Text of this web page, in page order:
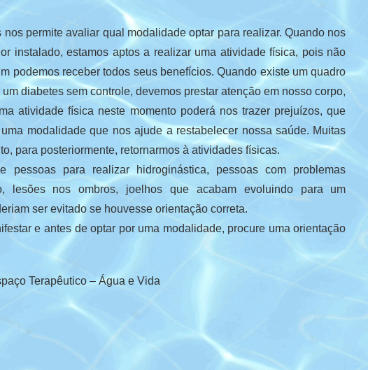
permite avaliar qual modalidade optar para realizar. Quando nos
instalado, estamos aptos a realizar uma atividade física, pois não
podemos receber todos seus benefícios. Quando existe um quadro
diabetes sem controle, devemos prestar atenção em nosso corpo,
atividade física neste momento poderá nos trazer prejuízos, que
modalidade que nos ajude a restabelecer nossa saúde. Muitas
para posteriormente, retornarmos à atividades físicas.
para realizar hidroginástica, pessoas com problemas
lesões nos ombros, joelhos que acabam evoluindo para um
ser evitado se houvesse orientação correta.
e antes de optar por uma modalidade, procure uma orientação
Terapêutico – Água e Vida